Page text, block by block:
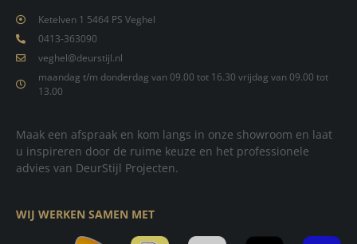
Ketelven 1 5464 PS Veghel
0413-363090
veghel@deurstijl.nl
maandag t/m donderdag van 09.00 tot 16.30 vrijdag van 09.00 tot
13.00
Maak een afspraak en kom langs in onze showroom en laat
u inspireren door de ruime keuze en het professionele
advies van DeurStijl Projecten.
WIJ WERKEN SAMEN MET